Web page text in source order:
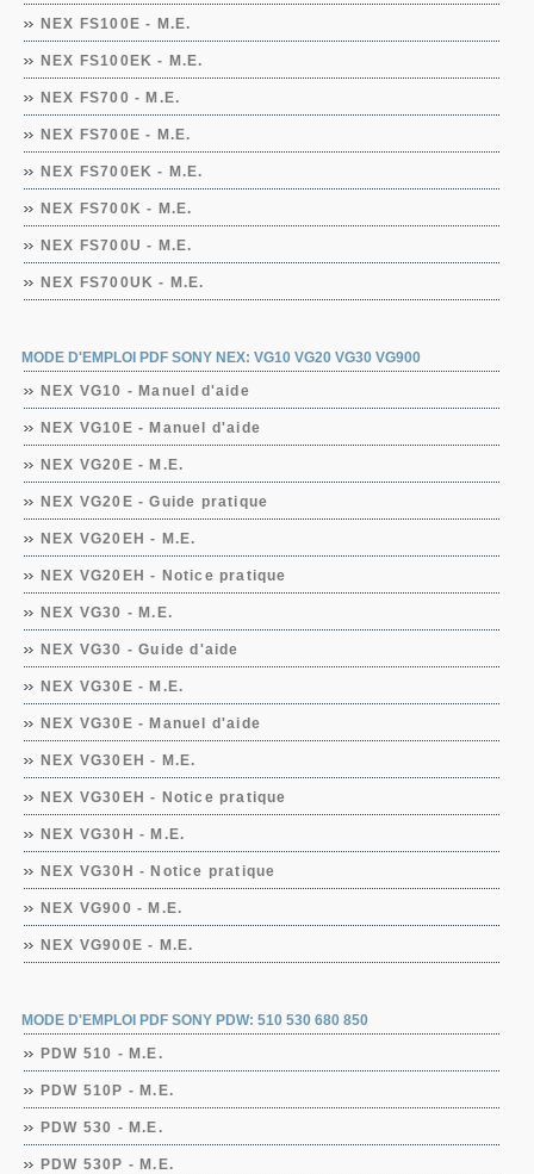
NEX FS100E - M.E.
NEX FS100EK - M.E.
NEX FS700 - M.E.
NEX FS700E - M.E.
NEX FS700EK - M.E.
NEX FS700K - M.E.
NEX FS700U - M.E.
NEX FS700UK - M.E.
MODE D'EMPLOI PDF SONY NEX: VG10 VG20 VG30 VG900
NEX VG10 - Manuel d'aide
NEX VG10E - Manuel d'aide
NEX VG20E - M.E.
NEX VG20E - Guide pratique
NEX VG20EH - M.E.
NEX VG20EH - Notice pratique
NEX VG30 - M.E.
NEX VG30 - Guide d'aide
NEX VG30E - M.E.
NEX VG30E - Manuel d'aide
NEX VG30EH - M.E.
NEX VG30EH - Notice pratique
NEX VG30H - M.E.
NEX VG30H - Notice pratique
NEX VG900 - M.E.
NEX VG900E - M.E.
MODE D'EMPLOI PDF SONY PDW: 510 530 680 850
PDW 510 - M.E.
PDW 510P - M.E.
PDW 530 - M.E.
PDW 530P - M.E.